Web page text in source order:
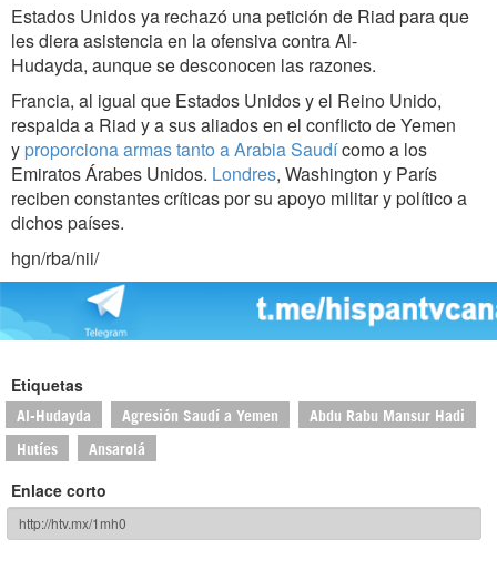
Estados Unidos ya rechazó una petición de Riad para que
les diera asistencia en la ofensiva contra Al-
Hudayda, aunque se desconocen las razones.
Francia, al igual que Estados Unidos y el Reino Unido,
respalda a Riad y a sus aliados en el conflicto de Yemen
y proporciona armas tanto a Arabia Saudícomo a los
Emiratos Árabes Unidos. Londres, Washington y París
reciben constantes críticas por su apoyo militar y político a
dichos países.
hgn/rba/nii/
Etiquetas
Al-Hudayda Agresión Saudí a Yemen Abdu Rabu Mansur Hadi
Hutíes Ansarolá
Enlace corto